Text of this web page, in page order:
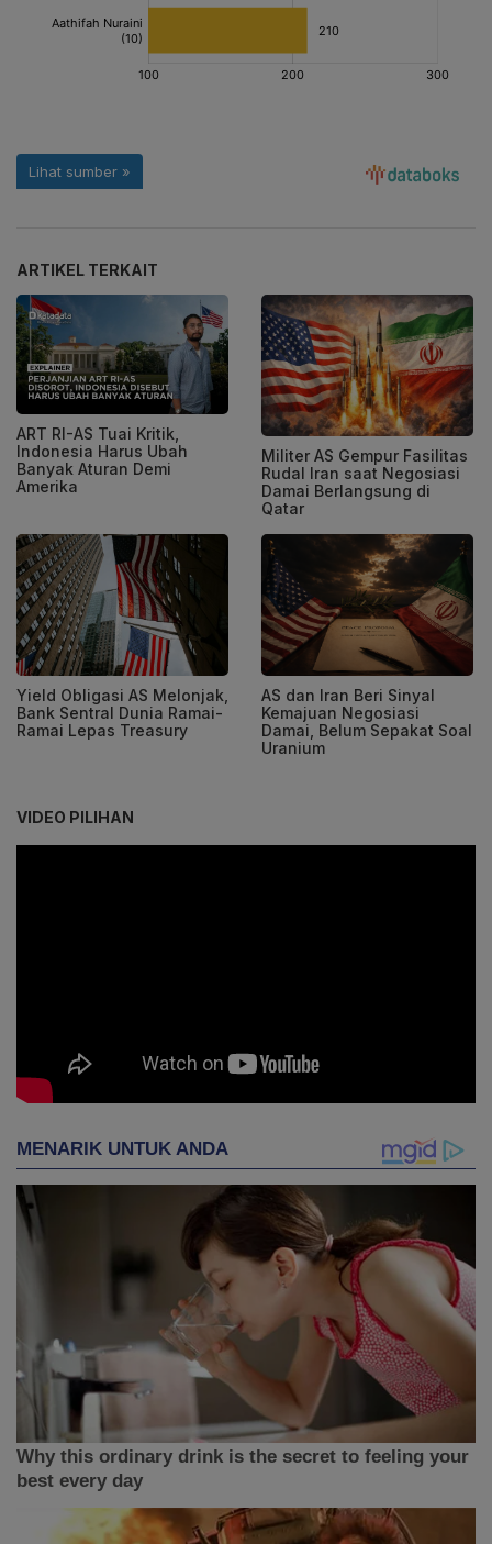
ARTIKEL TERKAIT
ART RI-AS Tuai Kritik,
Indonesia Harus Ubah
Banyak Aturan Demi
Amerika
Militer AS Gempur Fasilitas
Rudal Iran saat Negosiasi
Damai Berlangsung di
Qatar
Yield Obligasi AS Melonjak,
Bank Sentral Dunia Ramai-
Ramai Lepas Treasury
AS dan Iran Beri Sinyal
Kemajuan Negosiasi
Damai, Belum Sepakat Soal
Uranium
VIDEO PILIHAN